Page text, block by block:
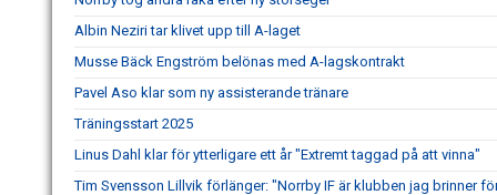
Albin Neziri tar klivet upp till A-laget
Musse Bäck Engström belönas med A-lagskontrakt
Pavel Aso klar som ny assisterande tränare
Träningsstart 2025
Linus Dahl klar för ytterligare ett år "Extremt taggad på att vinna"
Tim Svensson Lillvik förlänger: "Norrby IF är klubben jag brinner